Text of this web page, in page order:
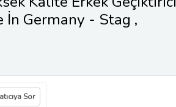
İn Germany - Stag ,
Sprey - 1 Kutu 20 ML
Sor